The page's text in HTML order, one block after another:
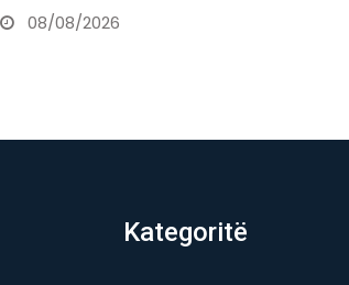
08/08/2026
Kategoritë